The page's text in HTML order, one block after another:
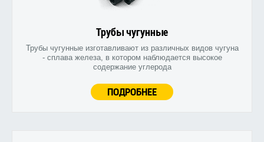
Трубы чугунные
Трубы чугунные изготавливают из различных видов чугуна
- сплава железа, в котором наблюдается высокое
содержание углерода
ПОДРОБНЕЕ